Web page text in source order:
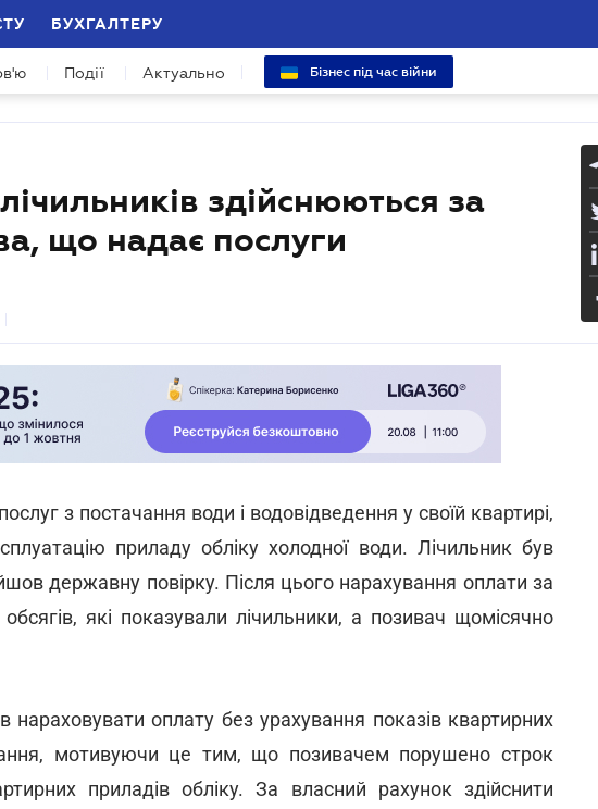
БУХГАЛТЕРУ
Події Актуально Бізнес під час війни
здійснюються за
що надає послуги
з постачання води і водовідведення у своїй квартирі,
приладу обліку холодної води. Лічильник був
державну повірку. Після цього нарахування оплати за
які показували лічильники, а позивач щомісячно
нараховувати оплату без урахування показів квартирних
мотивуючи це тим, що позивачем порушено строк
приладів обліку. За власний рахунок здійснити